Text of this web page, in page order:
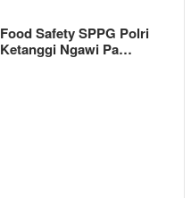
Food Safety SPPG Polri
Ketanggi Ngawi Pa…